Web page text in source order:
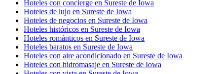
Hoteles con concierge en Sureste de Iowa
Hoteles de lujo en Sureste de Iowa
Hoteles de negocios en Sureste de Iowa
Hoteles históricos en Sureste de Iowa
Hoteles románticos en Sureste de Iowa
Hoteles baratos en Sureste de Iowa
Hoteles con aire acondicionado en Sureste de Iowa
Hoteles con hidromasaje en Sureste de Iowa